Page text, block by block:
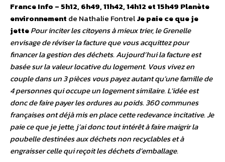
France Info – 5h12, 6h49, 11h42, 14h12 et 15h49 Planète
environnement de Nathalie FontrelJe paie ce que je
jettePour inciter les citoyens à mieux trier, le Grenelle
envisage de réviser la facture que vous acquittez pour
financer la gestion des déchets. Aujourd’hui la facture est
basée sur la valeur locative du logement. Vous vivez en
couple dans un 3 pièces vous payez autant qu’une famille de
4 personnes qui occupe un logement similaire. L’idée est
donc de faire payer les ordures au poids. 360 communes
françaises ont déjà mis en place cette redevance incitative. Je
paie ce que je jette, j’ai donc tout intérêt à faire maigrir la
poubelle destinées aux déchets non recyclables et à
engraisser celle qui reçoit les déchets d’emballage.